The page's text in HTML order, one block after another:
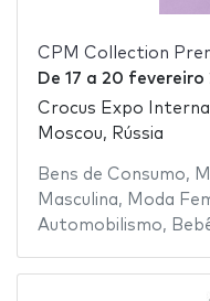
CPM Collection
De 17 a 20 fevereiro
Crocus Expo
Moscou, Rússia
Bens de Consumo,
Masculina, Moda
Automobilismo,